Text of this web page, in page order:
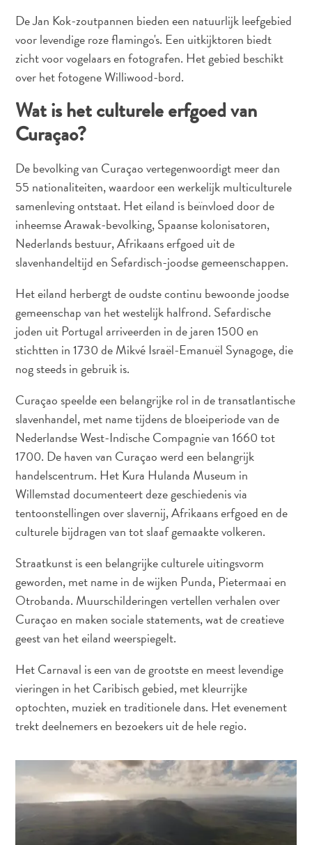
De Jan Kok-zoutpannen bieden een natuurlijk leefgebied
voor levendige roze flamingo's. Een uitkijktoren biedt
zicht voor vogelaars en fotografen. Het gebied beschikt
over het fotogene Williwood-bord.
Wat is het culturele erfgoed van
Curaçao?
De bevolking van Curaçao vertegenwoordigt meer dan
55 nationaliteiten, waardoor een werkelijk multiculturele
samenleving ontstaat. Het eiland is beïnvloed door de
inheemse Arawak-bevolking, Spaanse kolonisatoren,
Nederlands bestuur, Afrikaans erfgoed uit de
slavenhandeltijd en Sefardisch-joodse gemeenschappen.
Het eiland herbergt de oudste continu bewoonde joodse
gemeenschap van het westelijk halfrond. Sefardische
joden uit Portugal arriveerden in de jaren 1500 en
stichtten in 1730 de Mikvé Israël-Emanuël Synagoge, die
nog steeds in gebruik is.
Curaçao speelde een belangrijke rol in de transatlantische
slavenhandel, met name tijdens de bloeiperiode van de
Nederlandse West-Indische Compagnie van 1660 tot
1700. De haven van Curaçao werd een belangrijk
handelscentrum. Het Kura Hulanda Museum in
Willemstad documenteert deze geschiedenis via
tentoonstellingen over slavernij, Afrikaans erfgoed en de
culturele bijdragen van tot slaaf gemaakte volkeren.
Straatkunst is een belangrijke culturele uitingsvorm
geworden, met name in de wijken Punda, Pietermaai en
Otrobanda. Muurschilderingen vertellen verhalen over
Curaçao en maken sociale statements, wat de creatieve
geest van het eiland weerspiegelt.
Het Carnaval is een van de grootste en meest levendige
vieringen in het Caribisch gebied, met kleurrijke
optochten, muziek en traditionele dans. Het evenement
trekt deelnemers en bezoekers uit de hele regio.